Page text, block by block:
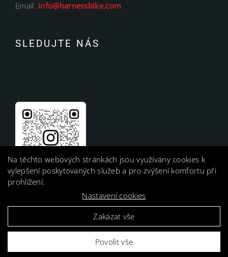
Email: info@harnessbike.com
SLEDUJTE NÁS
Harness, s. r. o. |
Na těchto webových stránkách jsou využívány cookies k
vylepšení poskytovaných služeb a pro zvýšení komfortu při
prohlížení.
Nastavení cookies
Zakázat vše
Povolit vše